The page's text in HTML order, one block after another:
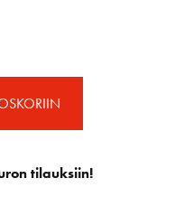
tilauksiin!